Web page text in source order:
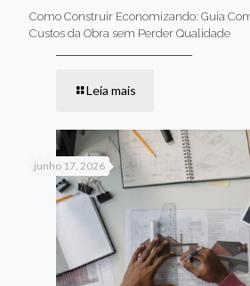
Como Construir Economizando: Guia
Custos da Obra sem Perder Qualidade
Leia mais
junho 17, 2026